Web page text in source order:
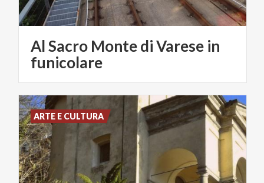
Al Sacro Monte di Varese in
funicolare
ARTE E CULTURA